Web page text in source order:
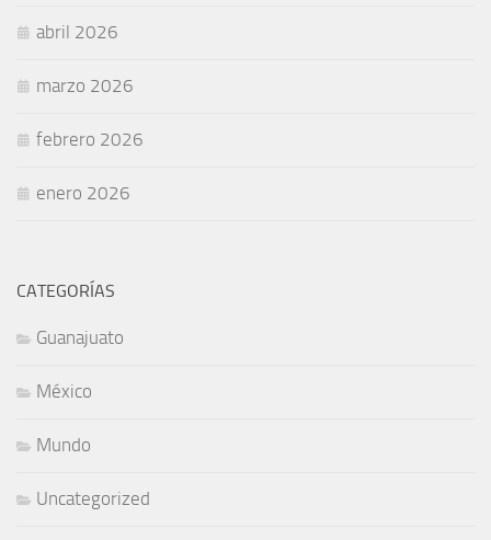
abril 2026
marzo 2026
febrero 2026
enero 2026
CATEGORÍAS
Guanajuato
México
Mundo
Uncategorized